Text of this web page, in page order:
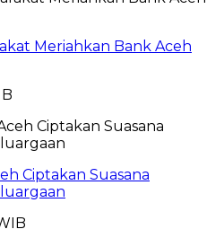
Meriahkan Bank Aceh
Ciptakan Suasana